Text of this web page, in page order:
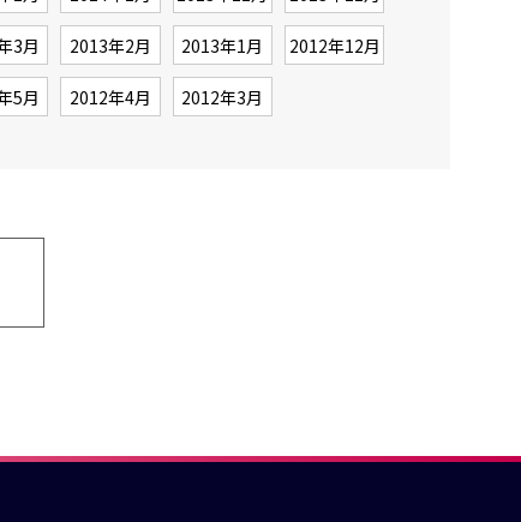
3月 2013年2月 2013年1月 2012年12月
5月 2012年4月 2012年3月